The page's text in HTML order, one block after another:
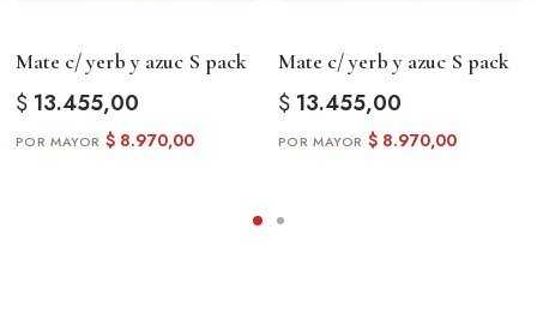
Mate c/ yerb y azuc S pack
$13.455,00
$8.970,00
Mate c/ yerb y azuc S pack
$13.455,00
$8.970,00